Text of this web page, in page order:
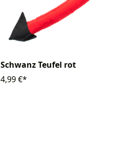
Schwanz Teufel rot
4,99 €*